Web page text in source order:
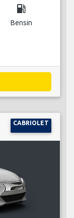
local_gas_station
Bensin
CABRIOLET